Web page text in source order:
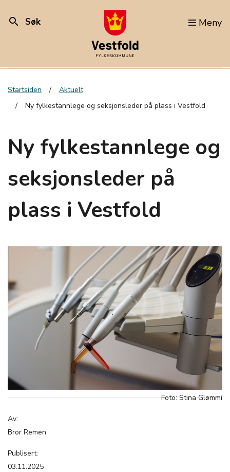
search Søk Meny
Startsiden
Aktuelt
Ny fylkestannlege og seksjonsleder på plass i Vestfold
Ny fylkestannlege og
seksjonsleder på
plass i Vestfold
Foto: Stina Glømmi
Av:
Bror Remen
Publisert:
03.11.2025